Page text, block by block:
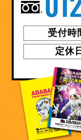
受付時
定休